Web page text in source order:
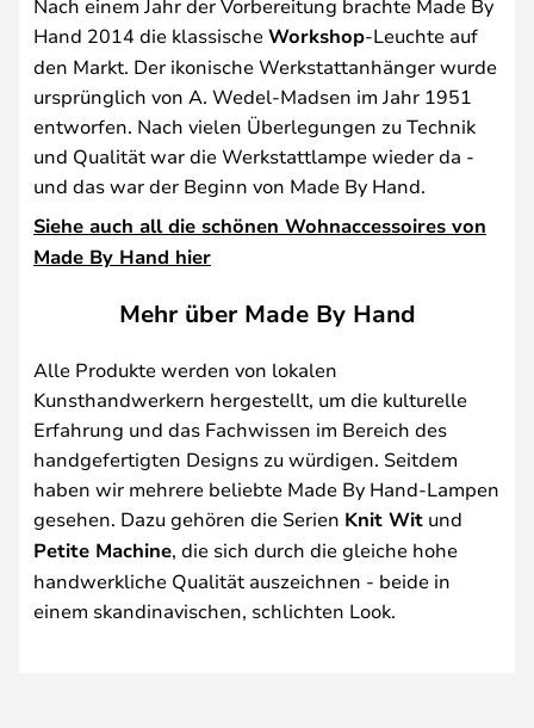
Nach einem Jahr der Vorbereitung brachte Made By
Hand 2014 die klassischeWorkshop-Leuchte auf
den Markt. Der ikonische Werkstattanhänger wurde
ursprünglich von A. Wedel-Madsen im Jahr 1951
entworfen. Nach vielen Überlegungen zu Technik
und Qualität war die Werkstattlampe wieder da -
und das war der Beginn von Made By Hand.
Siehe auch all die schönen Wohnaccessoires von
Made By Hand hier
Mehr über Made By Hand
Alle Produkte werden von lokalen
Kunsthandwerkern hergestellt, um die kulturelle
Erfahrung und das Fachwissen im Bereich des
handgefertigten Designs zu würdigen. Seitdem
haben wir mehrere beliebte Made By Hand-Lampen
gesehen. Dazu gehören die Serien Knit Wit und
Petite Machine, die sich durch die gleiche hohe
handwerkliche Qualität auszeichnen - beide in
einem skandinavischen, schlichten Look.